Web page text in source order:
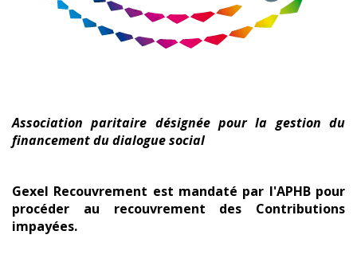
Association paritaire désignée pour la gestion du
financementdu dialogue social
Gexel Recouvrement est mandaté par l'APHB pour
procéder au recouvrement des Contributions
impayées.